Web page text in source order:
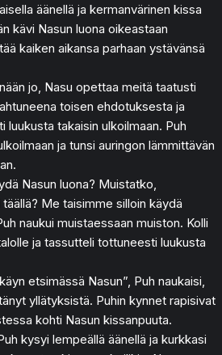
äänellä ja kermanvärinen kissa
kävi Nasun luona oikeastaan
kaiken aikansa parhaan ystävänsä
jo, Nasu opettaa meitä taatusti
toisen ehdotuksesta ja
takaisin ulkoilmaan. Puh
ja tunsi auringon lämmittävän
Nasun luona? Muistatko,
Me taisimme silloin käydä
naukui muistaessaan muiston. Kolli
ja tassutteli tottuneesti luukusta
etsimässä Nasun”, Puh naukaisi,
yllätyksistä. Puhin kynnet rapisivat
kohti Nasun kissanpuuta.
kysyi lempeällä äänellä ja kurkkasi